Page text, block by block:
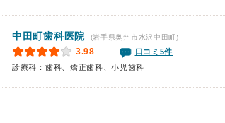
中田町歯科医院 (岩手県奥州市水沢中田町)
3.98
口コミ5件
診療科：歯科、矯正歯科、小児歯科